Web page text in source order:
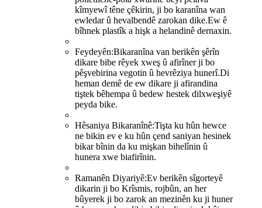
kîmyewî têne çêkirin, ji bo karanîna wan
ewledar û hevalbendê zarokan dike.Ew ê
bîhnek plastîk a hişk a helandinê dernaxin.
Feydeyên:Bikaranîna van berikên şêrîn
dikare bibe rêyek xweş û afirîner ji bo
pêşvebirina vegotin û hevrêziya hunerî.Di
heman demê de ew dikare ji afirandina
tiştek bêhempa û bedew hestek dilxweşiyê
peyda bike.
Hêsaniya Bikaranînê:Tişta ku hûn hewce
ne bikin ev e ku hûn çend saniyan hesinek
bikar bînin da ku mişkan bihelînin û
hunera xwe biafirînin.
Ramanên Diyariyê:Ev berikên sîgorteyê
dikarin ji bo Krîsmis, rojbûn, an her
bûyerek ji bo zarok an mezinên ku ji huner